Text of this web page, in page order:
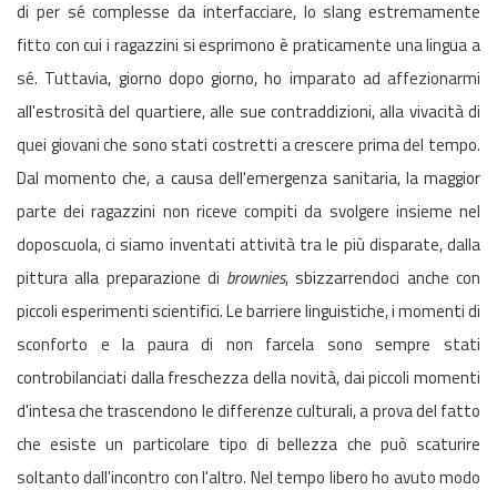
di per sé complesse da interfacciare, lo slang estremamente
fitto con cui i ragazzini si esprimono è praticamente una lingua a
sé. Tuttavia, giorno dopo giorno, ho imparato ad affezionarmi
all'estrosità del quartiere, alle sue contraddizioni, alla vivacità di
quei giovani che sono stati costretti a crescere prima del tempo.
Dal momento che, a causa dell'emergenza sanitaria, la maggior
parte dei ragazzini non riceve compiti da svolgere insieme nel
doposcuola, ci siamo inventati attività tra le più disparate, dalla
pittura alla preparazione di brownies, sbizzarrendoci anche con
piccoli esperimenti scientifici. Le barriere linguistiche, i momenti di
sconforto e la paura di non farcela sono sempre stati
controbilanciati dalla freschezza della novità, dai piccoli momenti
d'intesa che trascendono le differenze culturali, a prova del fatto
che esiste un particolare tipo di bellezza che può scaturire
soltanto dall'incontro con l'altro. Nel tempo libero ho avuto modo